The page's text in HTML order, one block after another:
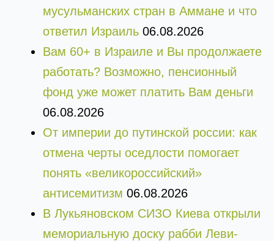
мусульманских стран в Аммане и что
ответил Израиль 06.08.2026
Вам 60+ в Израиле и Вы продолжаете
работать? Возможно, пенсионный
фонд уже может платить Вам деньги
06.08.2026
От империи до путинской россии: как
отмена черты оседлости помогает
понять «великороссийский»
антисемитизм 06.08.2026
В Лукьяновском СИЗО Киева открыли
мемориальную доску рабби Леви-